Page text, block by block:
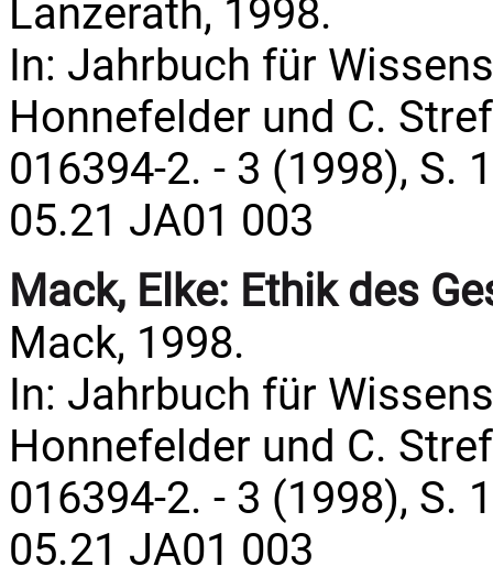
Lanzerath, 1998.
In: Jahrbuch für
Honnefelder und C.
016394-2. - 3 (1998), S.
05.21 JA01 003
Mack, Elke: Ethik des
Mack, 1998.
In: Jahrbuch für
Honnefelder und C.
016394-2. - 3 (1998), S.
05.21 JA01 003